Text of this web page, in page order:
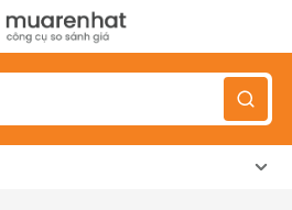
Menu
Sản phẩm